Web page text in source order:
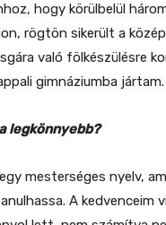
hogy körülbelül
rögtön sikerült a
való fölkészülésre
gimnáziumba jártam.
legkönnyebb?
mesterséges nyelv,
A kedvenceim